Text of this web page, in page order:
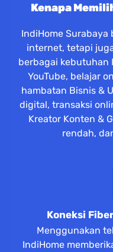
Kenapa
IndiHome Surabaya
internet, tetapi
berbagai kebutuhan
YouTube, belajar
hambatan Bisnis &
digital, transaksi
Kreator Konten &
rendah,
Koneksi
Menggunakan
IndiHome